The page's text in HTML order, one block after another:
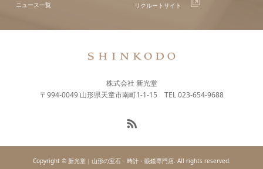
ニュース一覧 リクルートサイト
株式会社 新光堂
〒994-0049 山形県天童市南町1-1-15 TEL 023-654-9688
Copyright © 新光堂｜山形の宝石・時計・眼鏡専門店. All rights reserved.